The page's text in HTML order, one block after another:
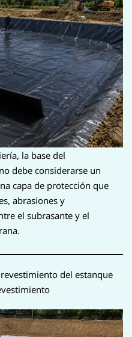
la base del
debe considerarse un
capa de protección que
abrasiones y
el subrasante y el
del estanque